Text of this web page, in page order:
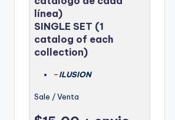
línea)
SINGLE SET (1
catalog of each
collection)
–ILUSION
Sale / Venta